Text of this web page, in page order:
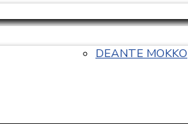
DEANTE MOKKO